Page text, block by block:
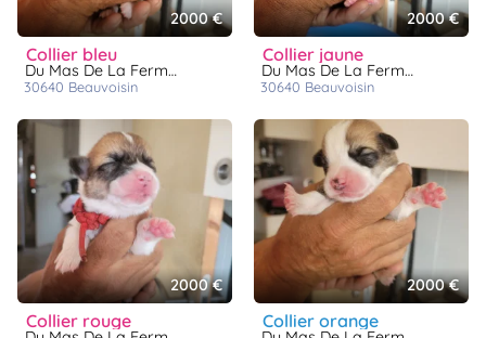
2000 €
collier bleu
Du Mas De La Fermine
30640 beauvoisin
2000 €
collier jaune
Du Mas De La Fermine
30640 beauvoisin
2000 €
collier rouge
2000 €
collier orange